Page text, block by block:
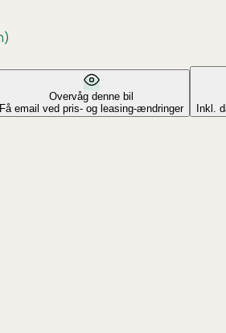
Overvåg denne bil
Få email ved pris- og leasing-ændringer
Inkl.